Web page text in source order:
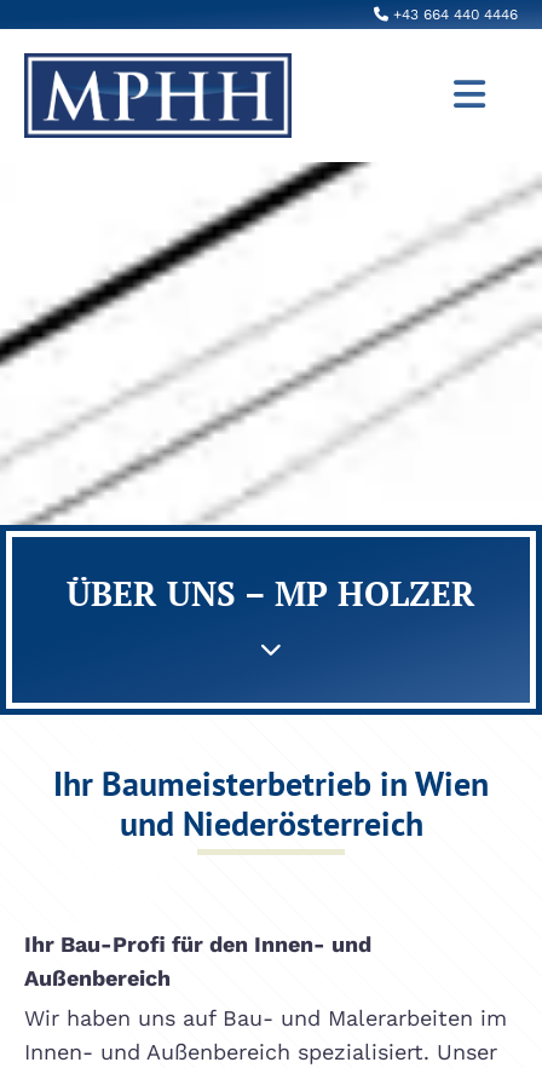
 +43 664 440 4446
ÜBER UNS – MP HOLZER

Ihr Baumeisterbetrieb in Wien
und Niederösterreich
Ihr Bau-Profi für den Innen- und
Außenbereich
Wir haben uns auf Bau- und Malerarbeiten im
Innen- und Außenbereich spezialisiert. Unser